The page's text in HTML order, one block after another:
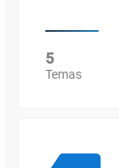
5
Temas